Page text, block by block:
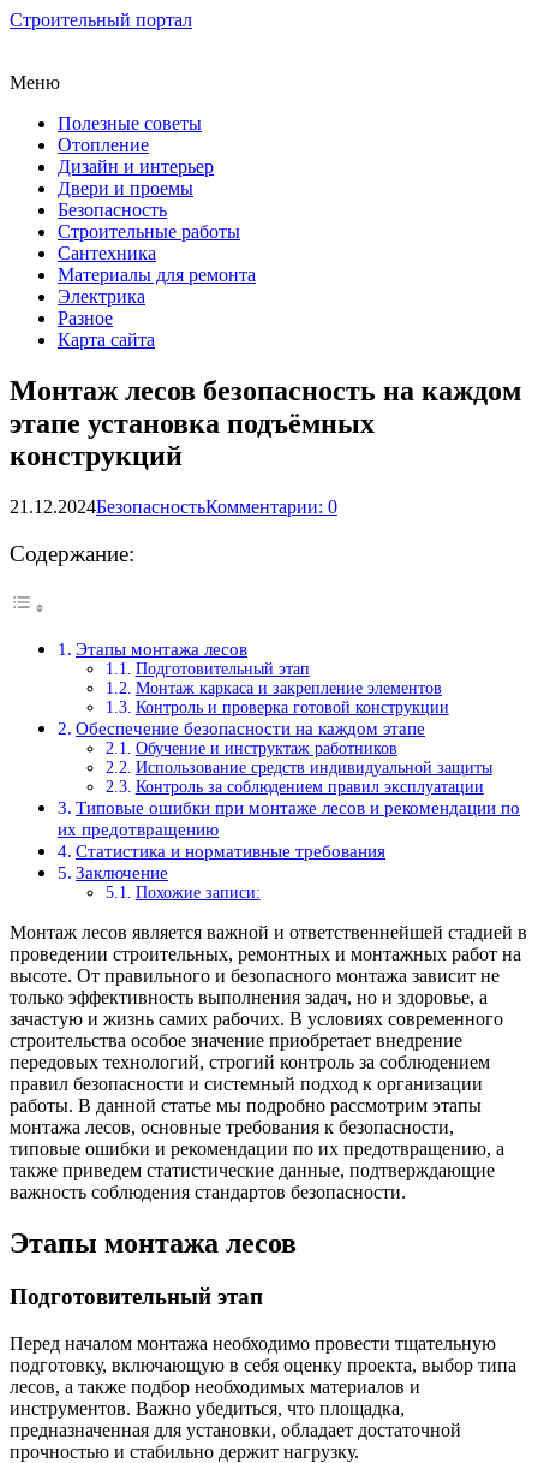
Строительный портал
Меню
Полезные советы
Отопление
Дизайн и интерьер
Двери и проемы
Безопасность
Строительные работы
Сантехника
Материалы для ремонта
Электрика
Разное
Карта сайта
Монтаж лесов безопасность на каждом
этапе установка подъёмных
конструкций
21.12.2024БезопасностьКомментарии: 0
Содержание:
Этапы монтажа лесов
Подготовительный этап
Монтаж каркаса и закрепление элементов
Контроль и проверка готовой конструкции
Обеспечение безопасности на каждом этапе
Обучение и инструктаж работников
Использование средств индивидуальной защиты
Контроль за соблюдением правил эксплуатации
Типовые ошибки при монтаже лесов и рекомендации по
их предотвращению
Статистика и нормативные требования
Заключение
Похожие записи:
Монтаж лесов является важной и ответственнейшей стадией в
проведении строительных, ремонтных и монтажных работ на
высоте. От правильного и безопасного монтажа зависит не
только эффективность выполнения задач, но и здоровье, а
зачастую и жизнь самих рабочих. В условиях современного
строительства особое значение приобретает внедрение
передовых технологий, строгий контроль за соблюдением
правил безопасности и системный подход к организации
работы. В данной статье мы подробно рассмотрим этапы
монтажа лесов, основные требования к безопасности,
типовые ошибки и рекомендации по их предотвращению, а
также приведем статистические данные, подтверждающие
важность соблюдения стандартов безопасности.
Этапы монтажа лесов
Подготовительный этап
Перед началом монтажа необходимо провести тщательную
подготовку, включающую в себя оценку проекта, выбор типа
лесов, а также подбор необходимых материалов и
инструментов. Важно убедиться, что площадка,
предназначенная для установки, обладает достаточной
прочностью и стабильно держит нагрузку.